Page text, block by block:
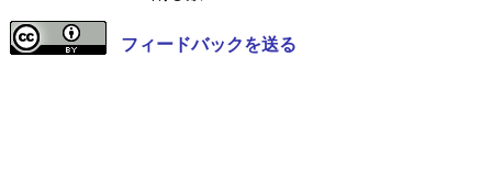
フィードバックを送る